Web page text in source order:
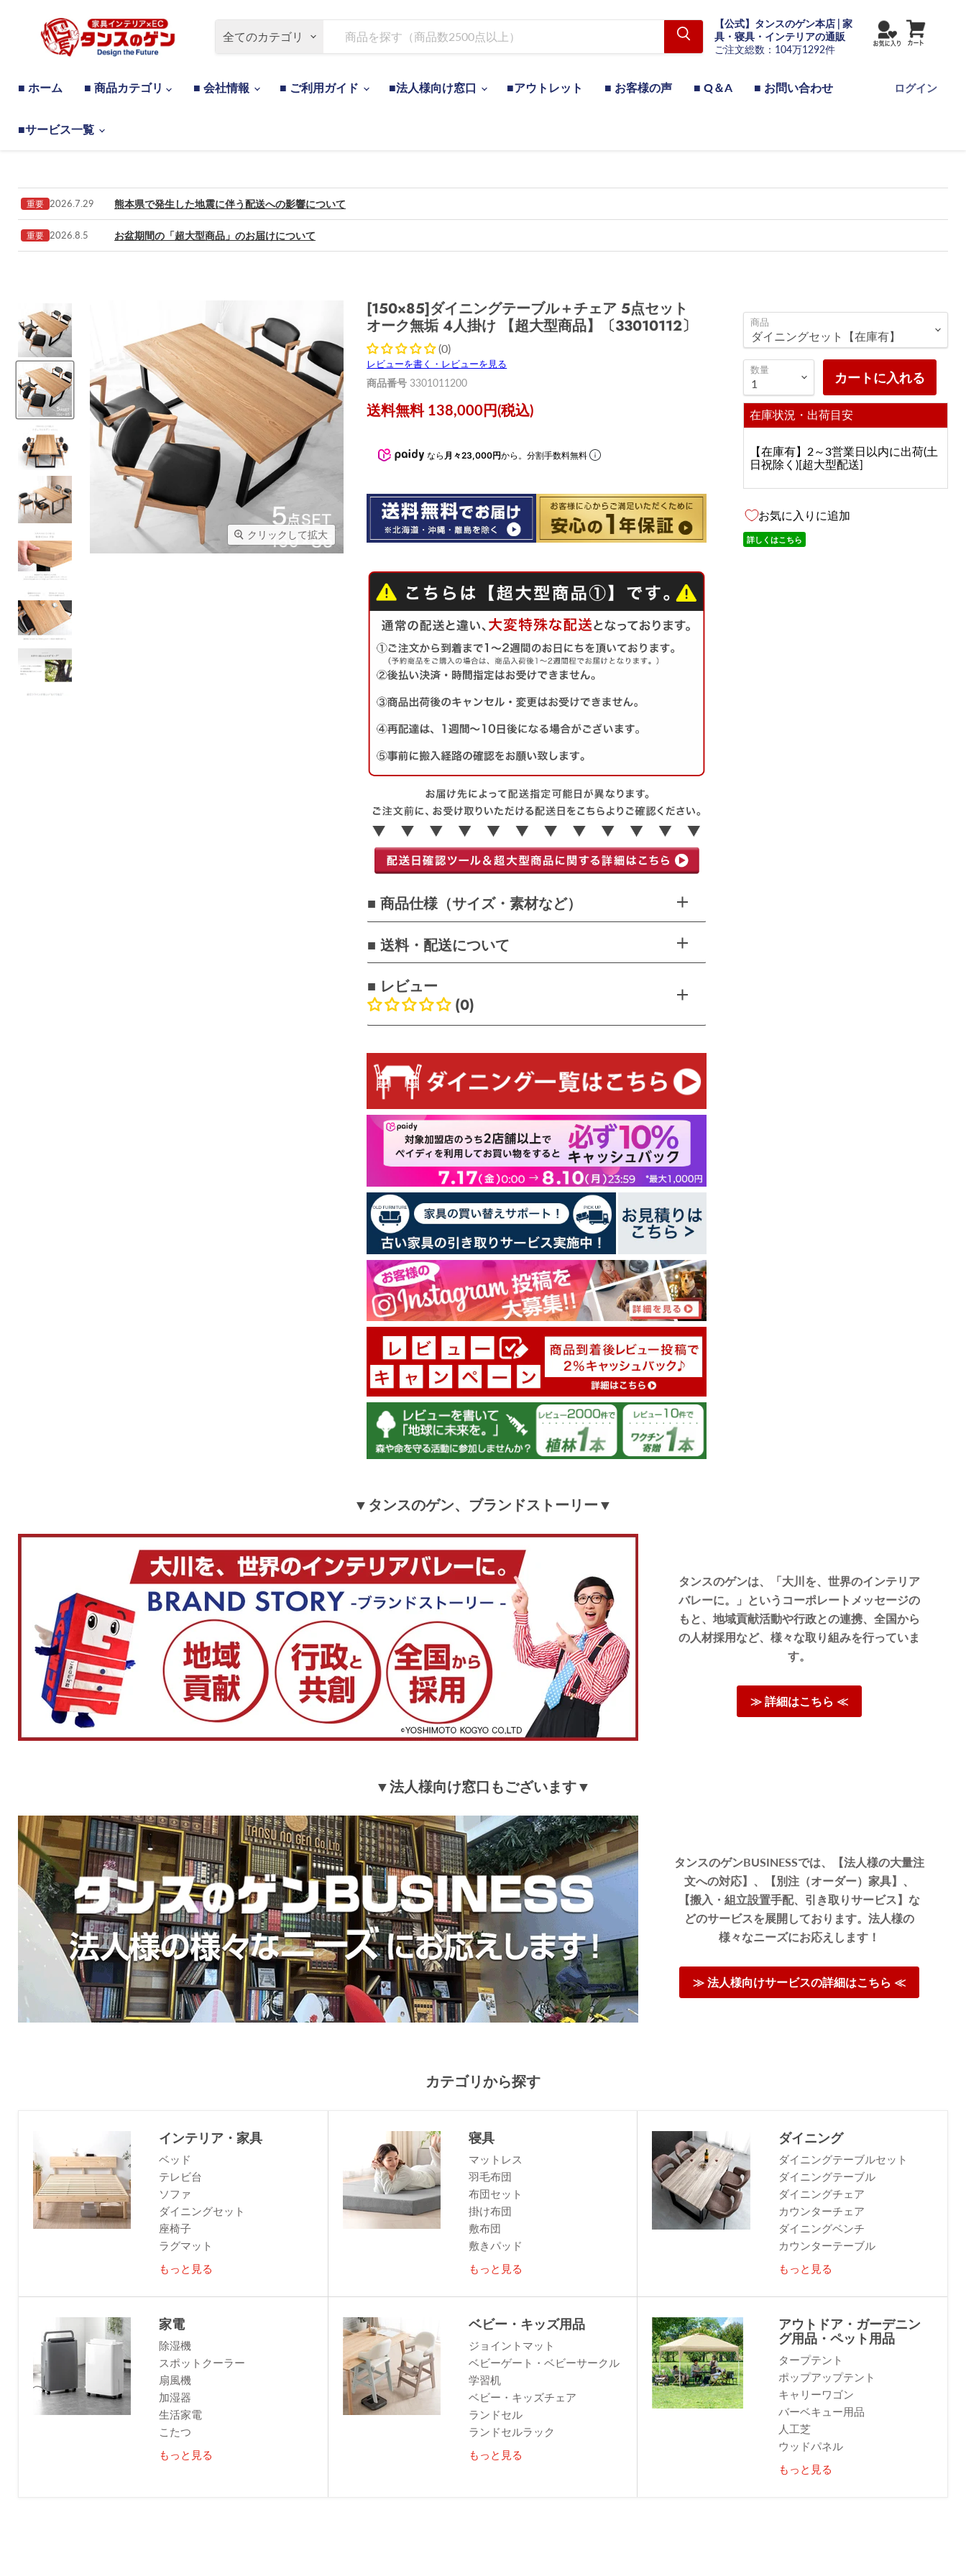
全てのカテゴリ
【公式】タンスのゲン本店 | 家
具・寝具・インテリアの通販
ご注文総数：104万1292件
■ ホーム ■ 商品カテゴリ ■ 会社情報 ■ ご利用ガイド ■法人様向け窓口 ■アウトレット ■ お客様の声 ■ Q＆A ■ お問い合わせ
■サービス一覧
ログイン
重要 2026.7.29 熊本県で発生した地震に伴う配送への影響について
重要 2026.8.5 お盆期間の「超大型商品」のお届けについて
クリックして拡大
[150×85]ダイニングテーブル＋チェア 5点セット
オーク無垢 4人掛け 【超大型商品】〔33010112〕
(0)
レビューを書く・レビューを見る
商品番号 3301011200
送料無料 138,000円(税込)
なら 月々23,000円から。分割手数料無料
■ 商品仕様（サイズ・素材など）
■ 送料・配送について
■ レビュー
(0)
お客様のレビュー
最初のレビューを書きましょう
レビューを書く
商品
数量 カートに入れる
在庫状況・出荷目安
【在庫有】2～3営業日以内に出荷(土
日祝除く)[超大型配送]
お気に入りに追加
詳しくはこちら
▼タンスのゲン、ブランドストーリー▼
タンスのゲンは、「大川を、世界のインテリア
バレーに。」というコーポレートメッセージの
もと、地域貢献活動や行政との連携、全国から
の人材採用など、様々な取り組みを行っていま
す。
≫ 詳細はこちら ≪
▼法人様向け窓口もございます▼
タンスのゲンBUSINESSでは、【法人様の大量注
文への対応】、【別注（オーダー）家具】、
【搬入・組立設置手配、引き取りサービス】な
どのサービスを展開しております。法人様の
様々なニーズにお応えします！
≫ 法人様向けサービスの詳細はこちら ≪
カテゴリから探す
インテリア・家具
ベッド
テレビ台
ソファ
ダイニングセット
座椅子
ラグマット
もっと見る
寝具
マットレス
羽毛布団
布団セット
掛け布団
敷布団
敷きパッド
もっと見る
ダイニング
ダイニングテーブルセット
ダイニングテーブル
ダイニングチェア
カウンターチェア
ダイニングベンチ
カウンターテーブル
もっと見る
家電
除湿機
スポットクーラー
扇風機
加湿器
生活家電
こたつ
もっと見る
ベビー・キッズ用品
ジョイントマット
ベビーゲート・ベビーサークル
学習机
ベビー・キッズチェア
ランドセル
ランドセルラック
もっと見る
アウトドア・ガーデニン
グ用品・ペット用品
タープテント
ポップアップテント
キャリーワゴン
バーベキュー用品
人工芝
ウッドパネル
もっと見る